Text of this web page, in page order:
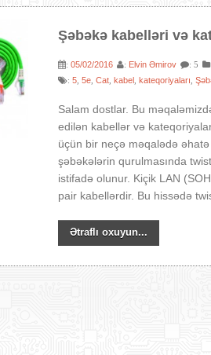
Şəbəkə kabelləri və
:05/02/2016 : Elvin Əmirov : 5
:5 ,5e ,Cat kabel kateqoriyaları ,
Salam dostlar. Bu
edilən kabellər və
üçün bir neçə məqalədə
şəbəkələrin qurulmasında
istifadə olunur. Kiçik LAN
pair kabellərdir. Bu hissədə
Ətraflı oxuyun...